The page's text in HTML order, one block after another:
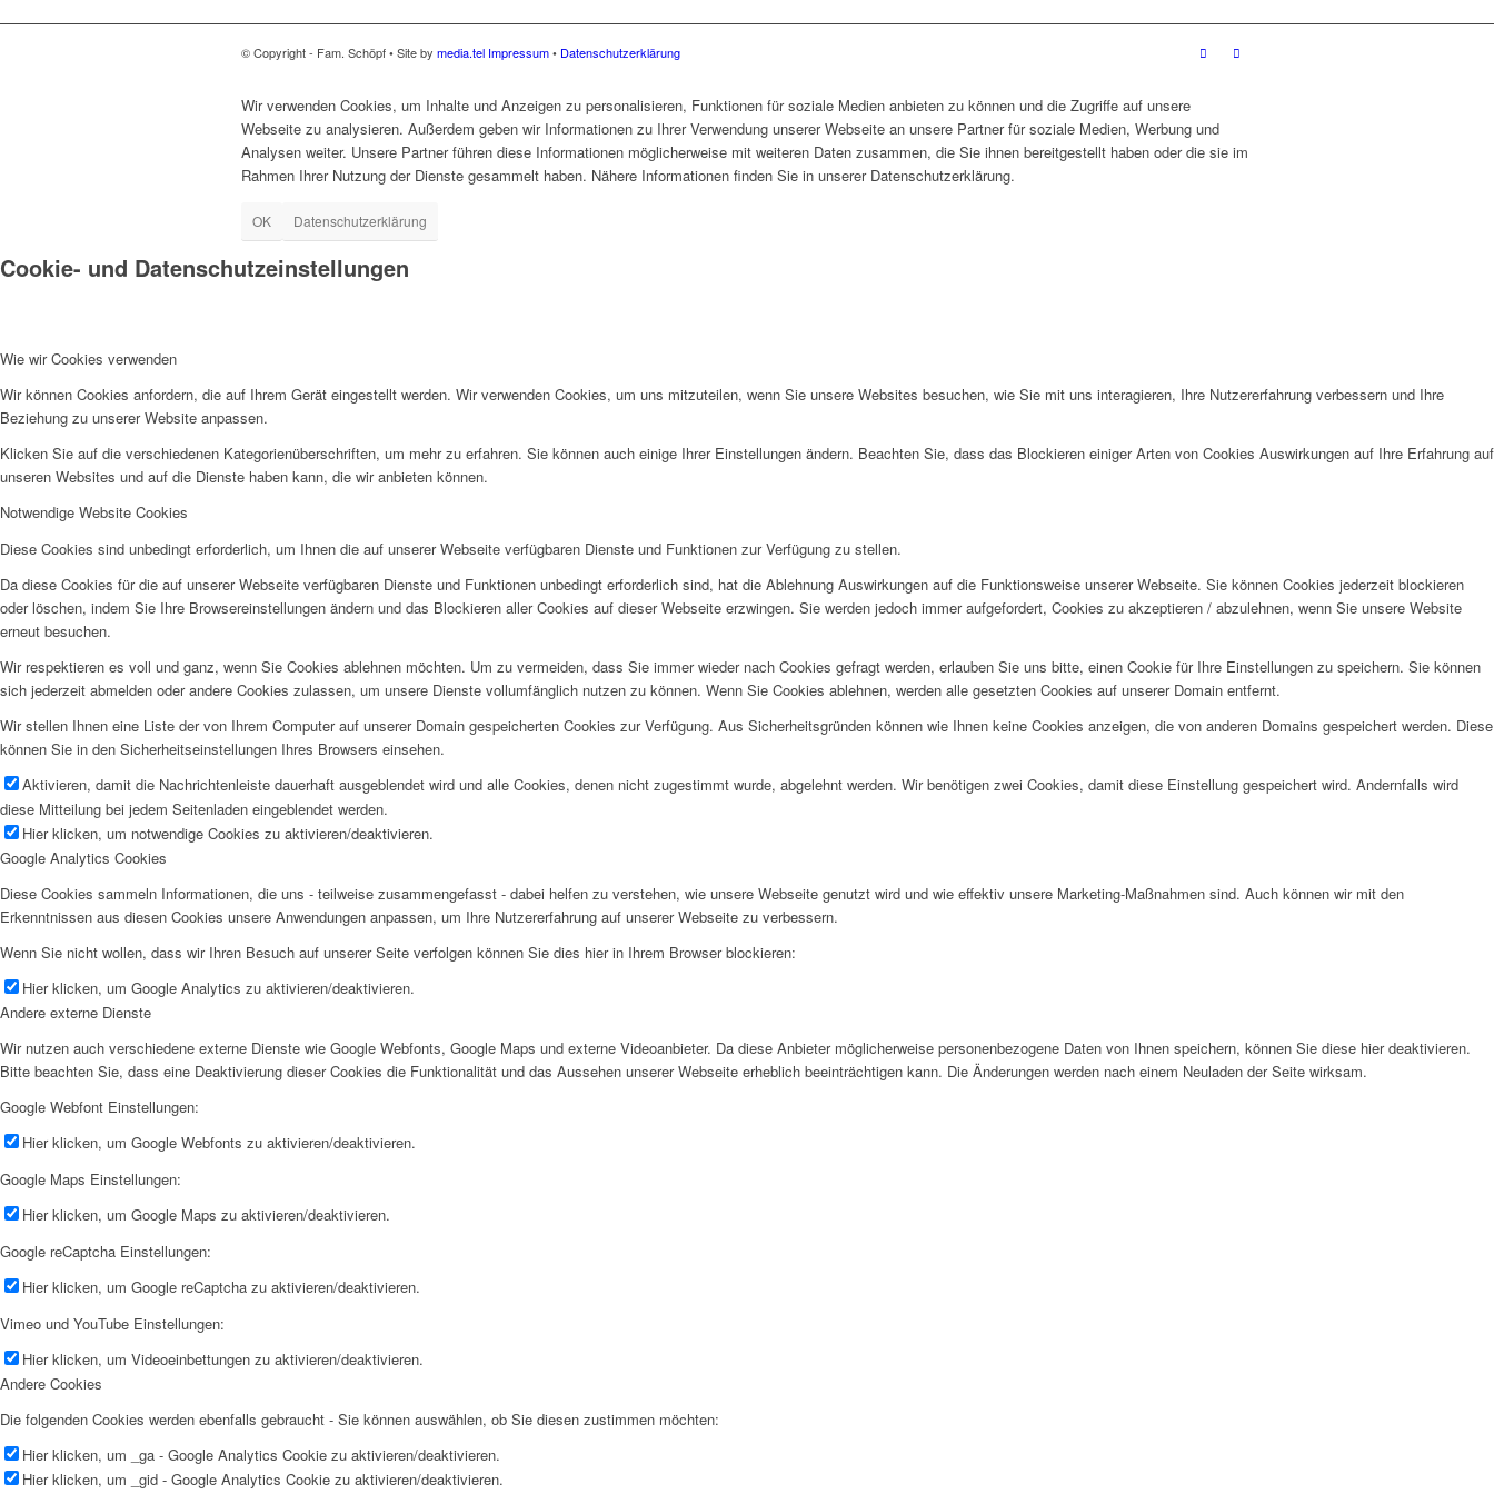
© Copyright - Fam. Schöpf • Site by media.tel Impressum• Datenschutzerklärung
Wir verwenden Cookies, um Inhalte und Anzeigen zu personalisieren, Funktionen für soziale Medien anbieten zu können und die Zugriffe auf unsere
Webseite zu analysieren. Außerdem geben wir Informationen zu Ihrer Verwendung unserer Webseite an unsere Partner für soziale Medien, Werbung und
Analysen weiter. Unsere Partner führen diese Informationen möglicherweise mit weiteren Daten zusammen, die Sie ihnen bereitgestellt haben oder die sie im
Rahmen Ihrer Nutzung der Dienste gesammelt haben. Nähere Informationen finden Sie in unserer Datenschutzerklärung.
OK Datenschutzerklärung
Cookie- und Datenschutzeinstellungen
Wie wir Cookies verwenden
Wir können Cookies anfordern, die auf Ihrem Gerät eingestellt werden. Wir verwenden Cookies, um uns mitzuteilen, wenn Sie unsere Websites besuchen, wie Sie mit uns interagieren, Ihre Nutzererfahrung verbessern und Ihre
Beziehung zu unserer Website anpassen.
Klicken Sie auf die verschiedenen Kategorienüberschriften, um mehr zu erfahren. Sie können auch einige Ihrer Einstellungen ändern. Beachten Sie, dass das Blockieren einiger Arten von Cookies Auswirkungen auf Ihre Erfahrung auf
unseren Websites und auf die Dienste haben kann, die wir anbieten können.
Notwendige Website Cookies
Diese Cookies sind unbedingt erforderlich, um Ihnen die auf unserer Webseite verfügbaren Dienste und Funktionen zur Verfügung zu stellen.
Da diese Cookies für die auf unserer Webseite verfügbaren Dienste und Funktionen unbedingt erforderlich sind, hat die Ablehnung Auswirkungen auf die Funktionsweise unserer Webseite. Sie können Cookies jederzeit blockieren
oder löschen, indem Sie Ihre Browsereinstellungen ändern und das Blockieren aller Cookies auf dieser Webseite erzwingen. Sie werden jedoch immer aufgefordert, Cookies zu akzeptieren / abzulehnen, wenn Sie unsere Website
erneut besuchen.
Wir respektieren es voll und ganz, wenn Sie Cookies ablehnen möchten. Um zu vermeiden, dass Sie immer wieder nach Cookies gefragt werden, erlauben Sie uns bitte, einen Cookie für Ihre Einstellungen zu speichern. Sie können
sich jederzeit abmelden oder andere Cookies zulassen, um unsere Dienste vollumfänglich nutzen zu können. Wenn Sie Cookies ablehnen, werden alle gesetzten Cookies auf unserer Domain entfernt.
Wir stellen Ihnen eine Liste der von Ihrem Computer auf unserer Domain gespeicherten Cookies zur Verfügung. Aus Sicherheitsgründen können wie Ihnen keine Cookies anzeigen, die von anderen Domains gespeichert werden. Diese
können Sie in den Sicherheitseinstellungen Ihres Browsers einsehen.
Aktivieren, damit die Nachrichtenleiste dauerhaft ausgeblendet wird und alle Cookies, denen nicht zugestimmt wurde, abgelehnt werden. Wir benötigen zwei Cookies, damit diese Einstellung gespeichert wird. Andernfalls wird
diese Mitteilung bei jedem Seitenladen eingeblendet werden.
Hier klicken, um notwendige Cookies zu aktivieren/deaktivieren.
Google Analytics Cookies
Diese Cookies sammeln Informationen, die uns - teilweise zusammengefasst - dabei helfen zu verstehen, wie unsere Webseite genutzt wird und wie effektiv unsere Marketing-Maßnahmen sind. Auch können wir mit den
Erkenntnissen aus diesen Cookies unsere Anwendungen anpassen, um Ihre Nutzererfahrung auf unserer Webseite zu verbessern.
Wenn Sie nicht wollen, dass wir Ihren Besuch auf unserer Seite verfolgen können Sie dies hier in Ihrem Browser blockieren:
Hier klicken, um Google Analytics zu aktivieren/deaktivieren.
Andere externe Dienste
Wir nutzen auch verschiedene externe Dienste wie Google Webfonts, Google Maps und externe Videoanbieter. Da diese Anbieter möglicherweise personenbezogene Daten von Ihnen speichern, können Sie diese hier deaktivieren.
Bitte beachten Sie, dass eine Deaktivierung dieser Cookies die Funktionalität und das Aussehen unserer Webseite erheblich beeinträchtigen kann. Die Änderungen werden nach einem Neuladen der Seite wirksam.
Google Webfont Einstellungen:
Hier klicken, um Google Webfonts zu aktivieren/deaktivieren.
Google Maps Einstellungen:
Hier klicken, um Google Maps zu aktivieren/deaktivieren.
Google reCaptcha Einstellungen:
Hier klicken, um Google reCaptcha zu aktivieren/deaktivieren.
Vimeo und YouTube Einstellungen:
Hier klicken, um Videoeinbettungen zu aktivieren/deaktivieren.
Andere Cookies
Die folgenden Cookies werden ebenfalls gebraucht - Sie können auswählen, ob Sie diesen zustimmen möchten:
Hier klicken, um _ga - Google Analytics Cookie zu aktivieren/deaktivieren.
Hier klicken, um _gid - Google Analytics Cookie zu aktivieren/deaktivieren.